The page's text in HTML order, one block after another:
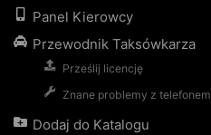
Panel Kierowcy
Przewodnik Taksówkarza
Prześlij licencję
Znane problemy z telefonem
Dodaj do Katalogu